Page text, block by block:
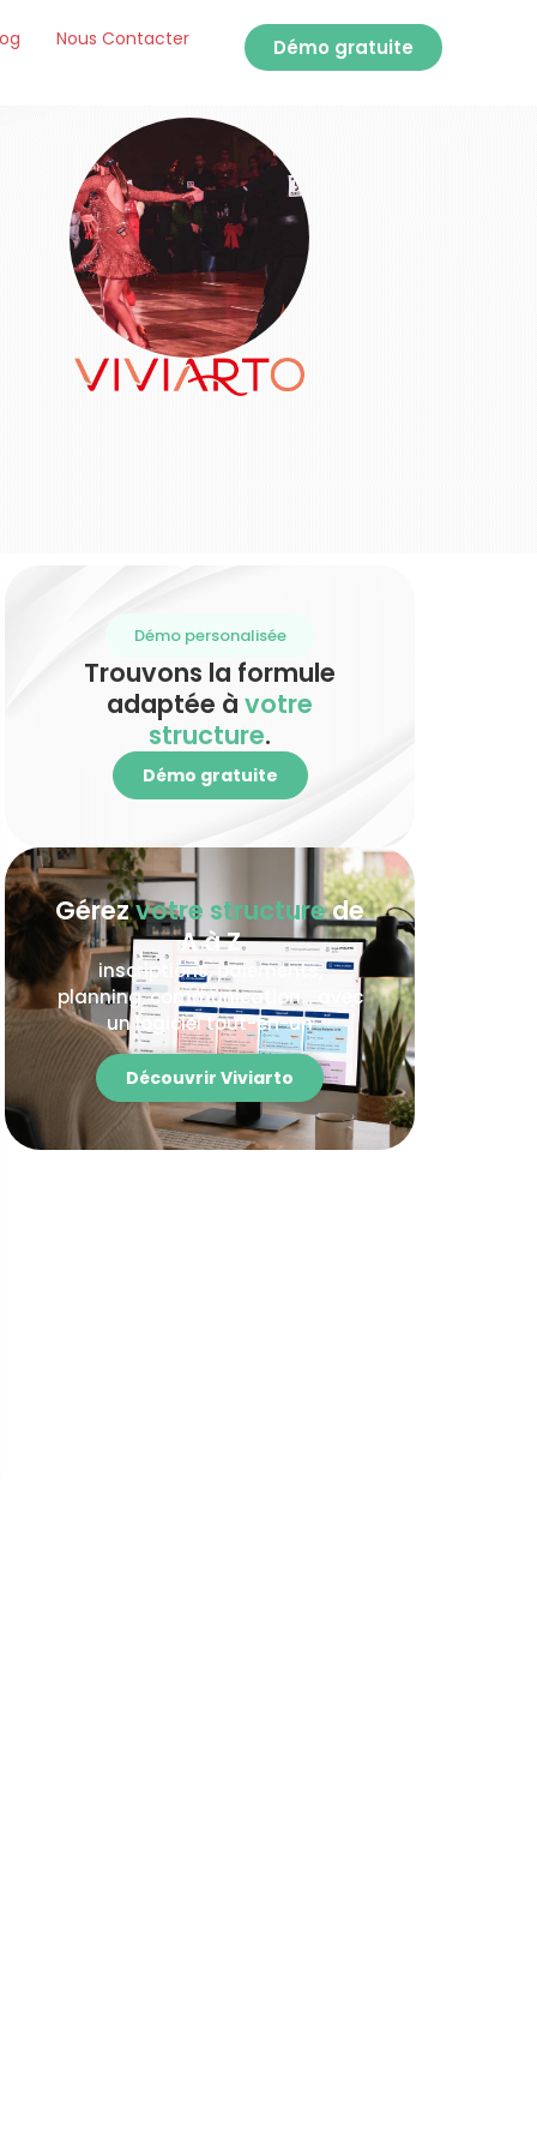
Nous Contacter Démo gratuite
Démo personalisée
Trouvons la formule
adaptée à votre
structure.
Démo gratuite
Gérezvotre structurede
A à Z
inscriptions, paiements,
planning, communication… avec
un logiciel tout-en-un
Découvrir Viviarto